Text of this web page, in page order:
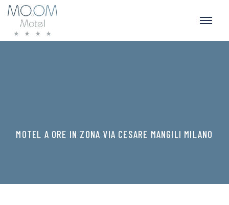
MOTEL A ORE IN ZONA VIA CESARE MANGILI MILANO